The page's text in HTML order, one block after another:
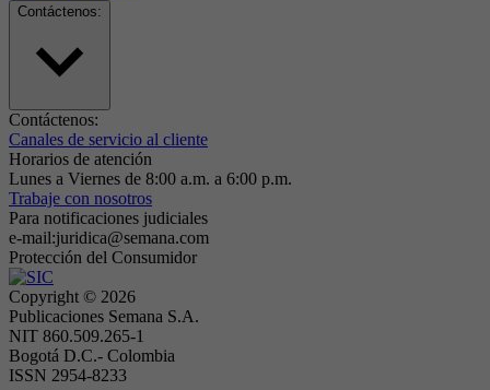
Contáctenos:
Contáctenos:
Canales de servicio al cliente
Horarios de atención
Lunes a Viernes de 8:00 a.m. a 6:00 p.m.
Trabaje con nosotros
Para notificaciones judiciales
e-mail:juridica@semana.com
Protección del Consumidor
Copyright © 2026
Publicaciones Semana S.A.
NIT 860.509.265-1
Bogotá D.C.- Colombia
ISSN 2954-8233